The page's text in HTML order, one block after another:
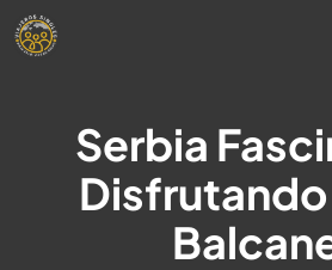
Saltar
Serbia
Disfrutando